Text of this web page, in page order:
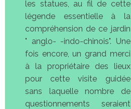
les statues, au fil de cette
légende essentielle à la
compréhension de ce jardin
" anglo- -indo-chinois". Une
fois encore, un grand merci
à la propriétaire des lieux
pour cette visite guidée
sans laquelle nombre de
questionnements seraient